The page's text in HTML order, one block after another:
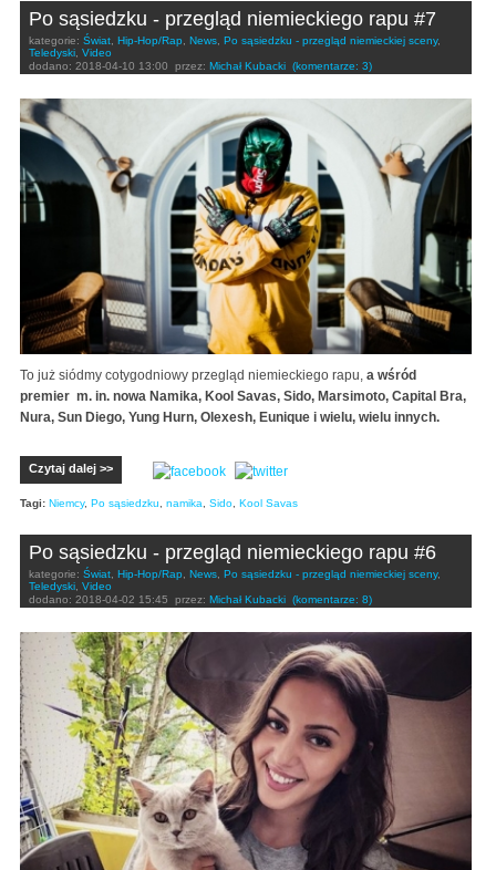
Po sąsiedzku - przegląd niemieckiego rapu #7
kategorie: Świat Hip-Hop/Rap News Po sąsiedzku - przegląd niemieckiej sceny,
Teledyski Video
dodano: 2018-04-10 13:00 przez: Michał Kubacki (komentarze: 3)
To już siódmy cotygodniowy przegląd niemieckiego rapu, a wśród
premier m. in. nowa Namika, Kool Savas, Sido, Marsimoto, Capital Bra,
Nura, Sun Diego, Yung Hurn, Olexesh, Eunique i wielu, wielu innych.
Czytaj dalej >>
Tagi: Niemcy, Po sąsiedzku namika Sido Kool Savas
Po sąsiedzku - przegląd niemieckiego rapu #6
kategorie: Świat Hip-Hop/Rap News Po sąsiedzku - przegląd niemieckiej sceny,
Teledyski Video
dodano: 2018-04-02 15:45 przez: Michał Kubacki (komentarze: 8)